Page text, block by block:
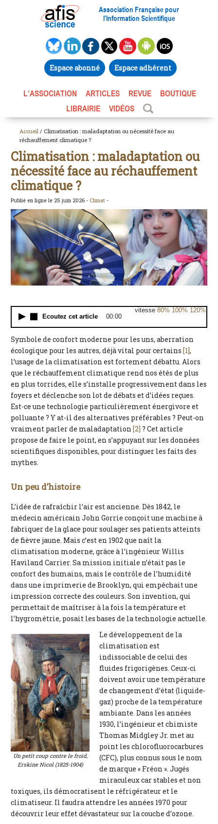
Association Française pour
l’Information Scientifique
Espace abonné Espace adhérent
L’ASSOCIATION ARTICLES REVUE
BOUTIQUE
LIBRAIRIE
VIDÉOS
Accueil / Climatisation : maladaptation ou nécessité face au
réchauffement climatique ?
Climatisation : maladaptation ou
nécessité face au réchauffement
climatique ?
Publié en ligne le 25 juin 2026 - Climat -
Ecoutez cet article 00:00
vitesse 80% 100% 120%
Symbole de confort moderne pour les uns, aberration
écologique pour les autres, déjà vital pour certains[1],
l’usage de la climatisation est fortement débattu. Alors
que le réchauffement climatique rend nos étés de plus
en plus torrides, elle s’installe progressivement dans les
foyers et déclenche son lot de débats et d’idées reçues.
Est-ce une technologie particulièrement énergivore et
polluante ? Y at-il des alternatives préférables ? Peut-on
vraiment parler de maladaptation[2] ? Cet article
propose de faire le point, en s’appuyant sur les données
scientifiques disponibles, pour distinguer les faits des
mythes.
Un peu d’histoire
L’idée de rafraîchir l’air est ancienne. Dès 1842, le
médecin américain John Gorrie conçoit une machine à
fabriquer de la glace pour soulager ses patients atteints
de fièvre jaune. Mais c’est en 1902 que naît la
climatisation moderne, grâce à l’ingénieur Willis
Haviland Carrier. Sa mission initiale n’était pas le
confort des humains, mais le contrôle de l’humidité
dans une imprimerie de Brooklyn, qui empêchait une
impression correcte des couleurs. Son invention, qui
permettait de maîtriser à la fois la température et
l’hygrométrie, posait les bases de la technologie actuelle.
Un petit coup contre le froid,
Erskine Nicol (1825-1904)
Le développement de la
climatisation est
indissociable de celui des
fluides frigorigènes. Ceux-ci
doivent avoir une température
de changement d’état (liquide-
gaz) proche de la température
ambiante. Dans les années
1930, l’ingénieur et chimiste
Thomas Midgley Jr. met au
point les chlorofluorocarbures
(CFC), plus connus sous le nom
de marque « Fréon ». Jugés
miraculeux car stables et non
toxiques, ils démocratisent le réfrigérateur et le
climatiseur. Il faudra attendre les années 1970 pour
découvrir leur effet dévastateur sur la couche d’ozone.